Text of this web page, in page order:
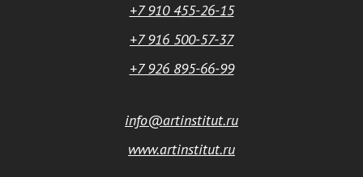
+7 910 455-26-15
+7 916 500-57-37
+7 926 895-66-99
info@artinstitut.ru
www.artinstitut.ru